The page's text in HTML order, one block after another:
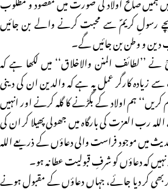
رسولِ کریمؐ سے محبت کرنے والے بن جائیں
دین و وطن بن جائیں گے۔
’’لطائف المنن والاخلاق‘‘ میں لکھا ہے کہ
زیادہ کارگر عمل یہ ہے کہ والدین ان کی دینی
ہم اولاد کے بگڑنے کا گلہ کرنے اور انہیں
رب العزت کی بارگاہ میں جھولی پھیلا کر ان کی
میں موجود فراست والی دعاؤں کے ذریعے اللہ
نہیں کہ دعاؤں کو شرفِ قبولیت عطا نہ ہو۔
بھی کر دیا جائے، جہاں دعاؤں کے مقبول ہونے